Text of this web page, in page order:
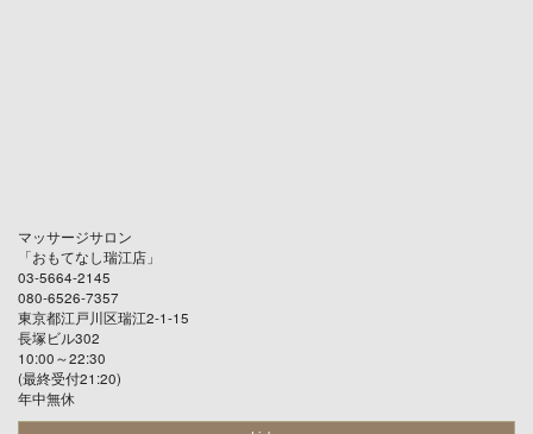
マッサージサロン
「おもてなし瑞江店 」
03-5664-2145
080-6526-7357
東京都江戸川区瑞江2-1-15
長塚ビル302
10:00～22:30
(最終受付21:20)
年中無休